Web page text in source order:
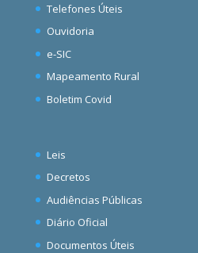
Telefones Úteis
Ouvidoria
e-SIC
Mapeamento Rural
Boletim Covid
Leis
Decretos
Audiências Públicas
Diário Oficial
Documentos Úteis